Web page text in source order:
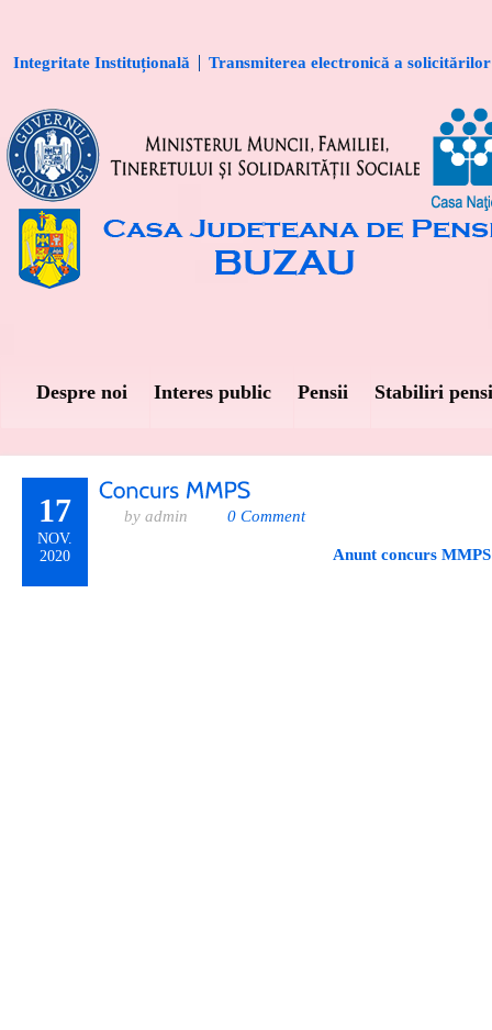
Integritate Instituțională Transmiterea electronică a solicitărilor
Despre noi Interes public Pensii Stabiliri
17
NOV.
2020
by admin 0 Comment
Anunt concurs MMPS